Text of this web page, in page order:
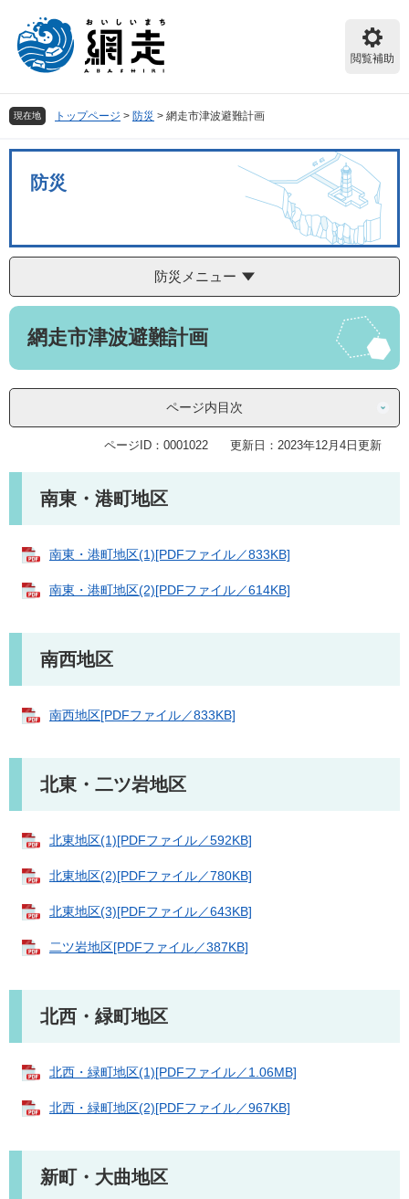
頭
で
飛
ば
閲覧補助
現在地 トップページ > 防災 > 網走市津波避難計画
防災
防災メニュー
本
網走市津波避難計画
ページ内目次
ページID：0001022 更新日：2023年12月4日更新
南東・港町地区
南東・港町地区(1)[PDFファイル／833KB]
南東・港町地区(2)[PDFファイル／614KB]
南西地区
南西地区[PDFファイル／833KB]
北東・二ツ岩地区
北東地区(1)[PDFファイル／592KB]
北東地区(2)[PDFファイル／780KB]
北東地区(3)[PDFファイル／643KB]
二ツ岩地区[PDFファイル／387KB]
北西・緑町地区
北西・緑町地区(1)[PDFファイル／1.06MB]
北西・緑町地区(2)[PDFファイル／967KB]
新町・大曲地区